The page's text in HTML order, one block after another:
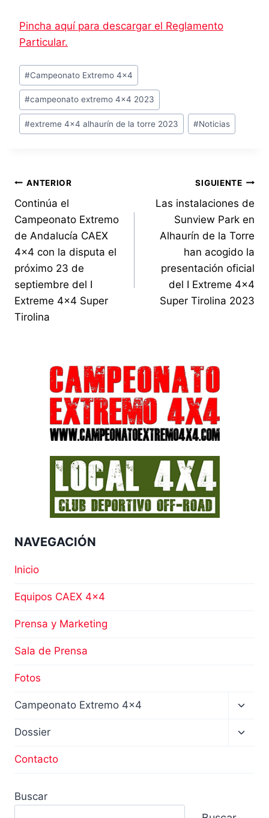
Pincha aquí para descargar el Reglamento
Particular.
Etiquetas
de
la
entrada:
#Campeonato Extremo 4x4
#campeonato extremo 4x4 2023
#extreme 4x4 alhaurín de la torre 2023 #Noticias
Navegación
de
entradas
ANTERIOR
Continúa el
Campeonato Extremo
de Andalucía CAEX
4×4 con la disputa el
próximo 23 de
septiembre del I
Extreme 4×4 Super
Tirolina
SIGUIENTE
Las instalaciones de
Sunview Park en
Alhaurín de la Torre
han acogido la
presentación oficial
del I Extreme 4×4
Super Tirolina 2023
NAVEGACIÓN
Inicio
Equipos CAEX 4×4
Prensa y Marketing
Sala de Prensa
Fotos
Campeonato Extremo 4×4
hijo
Dossier
Contacto
Buscar